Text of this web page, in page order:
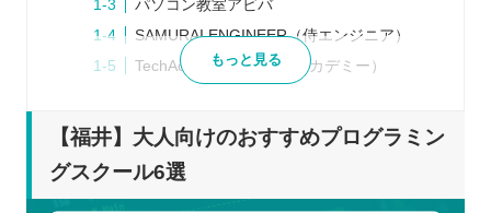
パソコン教室アビバ
SAMURAI ENGINEER（侍エンジニア）
TechAcademy（テックアカデミー）
プログラミングスクールを検討するときの5つのポ
もっと見る
【福井】大人向けのおすすめプログラミン
グスクール6選